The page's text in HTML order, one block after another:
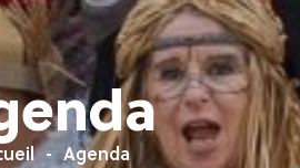
Agenda